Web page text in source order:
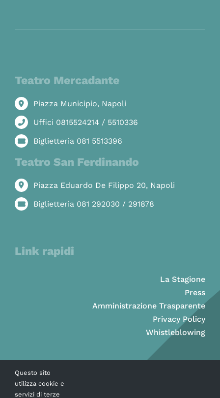
Teatro Mercadante
Piazza Municipio, Napoli
Uffici 0815524214 / 5510336
Biglietteria 081 5513396
Teatro San Ferdinando
Piazza Eduardo De Filippo 20, Napoli
Biglietteria 081 292030 / 291878
Link rapidi
La Stagione
Press
Amministrazione Trasparente
Privacy Policy
Whistleblowing
Questo sito
utilizza cookie e
servizi di terze